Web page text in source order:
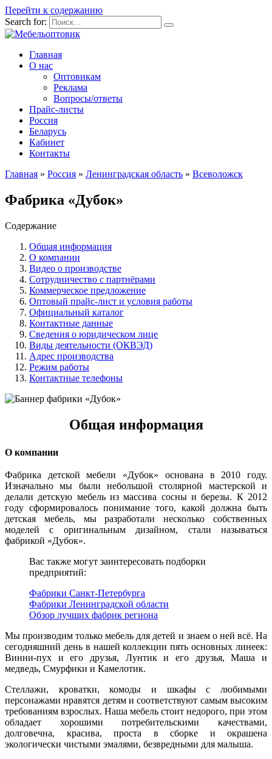
Перейти к содержанию
Search for:
Главная
О нас
Оптовикам
Реклама
Вопросы/ответы
Прайс-листы
Россия
Беларусь
Кабинет
Контакты
Главная » Россия » Ленинградская область » Всеволожск
Фабрика «Дубок»
Содержание
Общая информация
О компании
Видео о производстве
Сотрудничество с партнёрами
Коммерческое предложение
Оптовый прайс-лист и условия работы
Официальный каталог
Контактные данные
Сведения о юридическом лице
Виды деятельности (ОКВЭД)
Адрес производства
Режим работы
Контактные телефоны
Общая информация
О компании
Фабрика детской мебели «Дубок» основана в 2010 году.
Изначально мы были небольшой столярной мастерской и
делали детскую мебель из массива сосны и березы. К 2012
году сформировалось понимание того, какой должна быть
детская мебель, мы разработали несколько собственных
моделей с оригинальным дизайном, стали называться
фабрикой «Дубок».
Вас также могут заинтересовать подборки
предприятий:
Фабрики Санкт-Петербурга
Фабрики Ленинградской области
Обзор лучших фабрик региона
Мы производим только мебель для детей и знаем о ней всё. На
сегодняшний день в нашей коллекции пять основных линеек:
Винни-пух и его друзья, Лунтик и его друзья, Маша и
медведь, Смурфики и Камелотик.
Стеллажи, кроватки, комоды и шкафы с любимыми
персонажами нравятся детям и соответствуют самым высоким
требованиям взрослых. Наша мебель стоит недорого, при этом
обладает хорошими потребительскими качествами,
долговечна, красива, проста в сборке и окрашена
экологически чистыми эмалями, безвредными для малыша.